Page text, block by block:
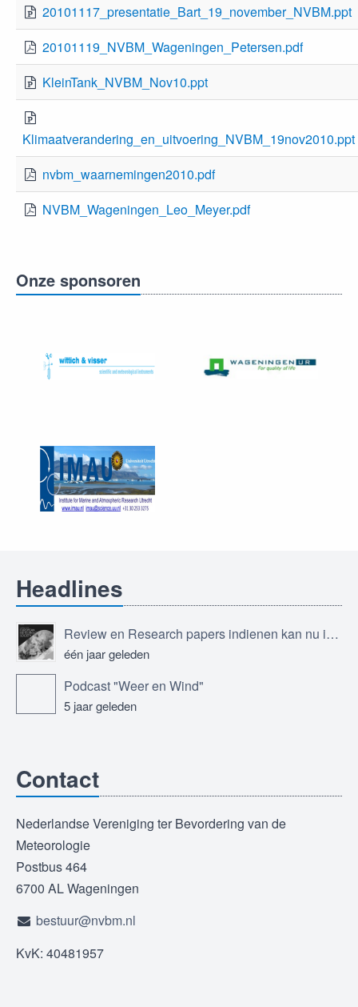
20101117_presentatie_Bart_19_november_NVBM.ppt
20101119_NVBM_Wageningen_Petersen.pdf
KleinTank_NVBM_Nov10.ppt
Klimaatverandering_en_uitvoering_NVBM_19nov2010.ppt
nvbm_waarnemingen2010.pdf
NVBM_Wageningen_Leo_Meyer.pdf
Onze sponsoren
Headlines
Review en Research papers indienen kan nu in Journal of the European Meteorological Society
één jaar geleden
Podcast "Weer en Wind"
5 jaar geleden
Contact
Nederlandse Vereniging ter Bevordering van de
Meteorologie
Postbus 464
6700 AL Wageningen
bestuur@nvbm.nl
KvK: 40481957